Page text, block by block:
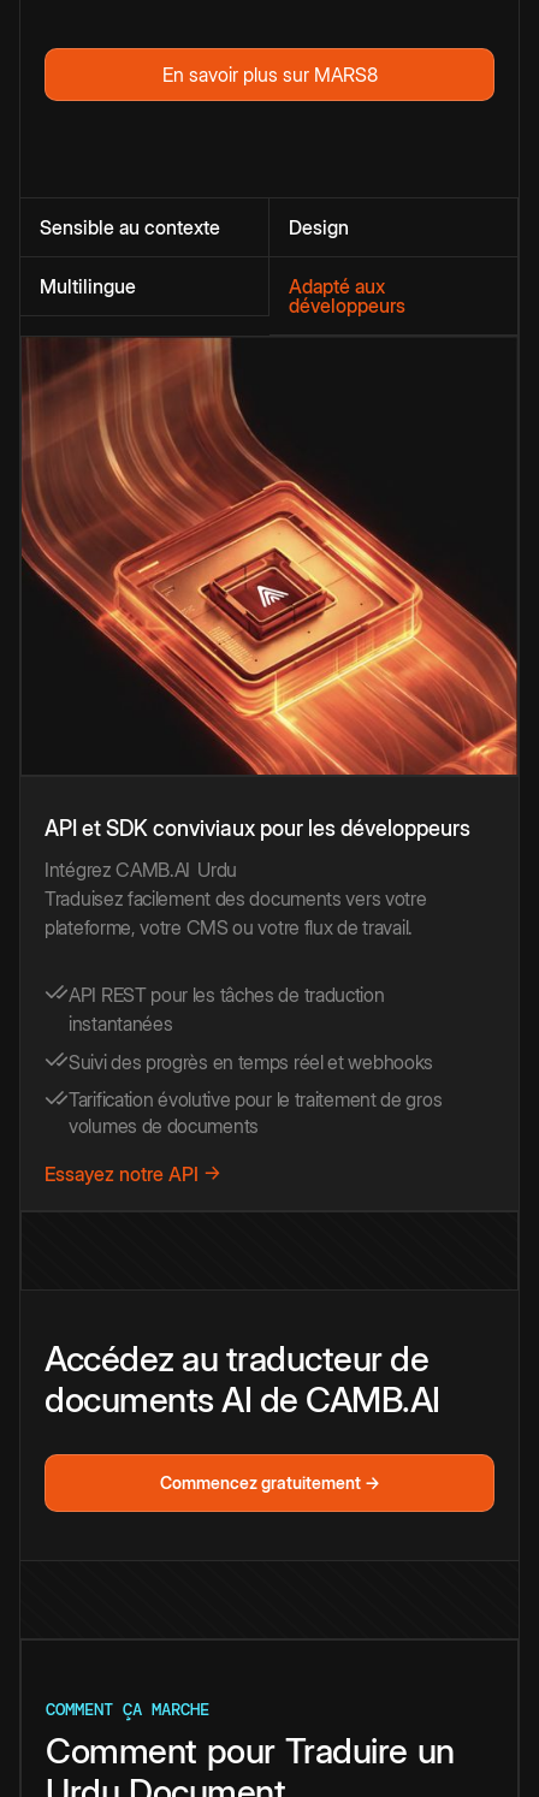
En savoir plus sur MARS8
Sensible au contexte Design
Multilingue
Adapté aux
développeurs
API et SDK conviviaux pour les développeurs
Intégrez CAMB.AI Urdu
Traduisez facilement des documents vers votre
plateforme, votre CMS ou votre flux de travail.
API REST pour les tâches de traduction
instantanées
Suivi des progrès en temps réel et webhooks
Tarification évolutive pour le traitement de gros
volumes de documents
Essayez notre API →
Accédez au traducteur de
documents AI de CAMB.AI
Commencez gratuitement →
COMMENT ÇA MARCHE
Comment pour Traduire un